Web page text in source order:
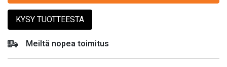
KYSY TUOTTEESTA
Meiltä nopea toimitus